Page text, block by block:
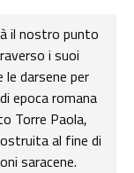
il nostro punto
i suoi
darsene per
epoca romana
Torre Paola,
al fine di
saracene.